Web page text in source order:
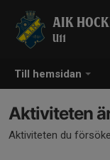
Till hemsidan
AIK
U11
Aktiviteten
Aktiviteten du